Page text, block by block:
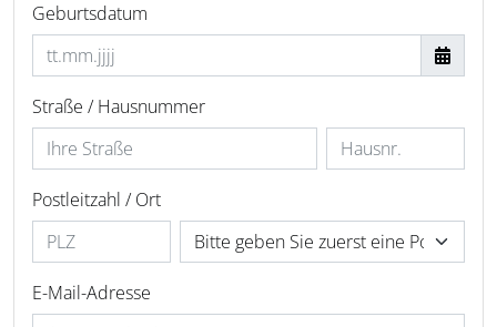
Geburtsdatum
Straße / Hausnummer
Postleitzahl / Ort
E-Mail-Adresse